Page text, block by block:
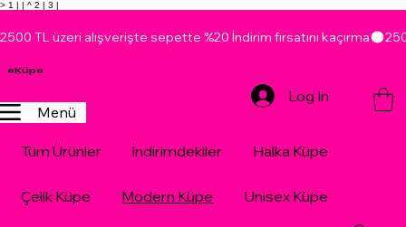
> 1 | | ^ 2 | 3 |
2500 TL üzeri alışverişte sepette %20 İndirim fırsatını kaçırma
Menü
eKüpe
Tüm Ürünler İndirimdekiler Halka Küpe
Çelik Küpe Modern Küpe Unisex Küpe
Log In